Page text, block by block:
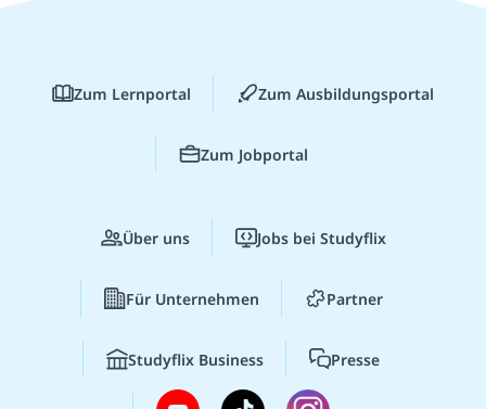
Zum Lernportal Zum Ausbildungsportal
Zum Jobportal
Über uns Jobs bei Studyflix
Für Unternehmen Partner
Studyflix Business Presse